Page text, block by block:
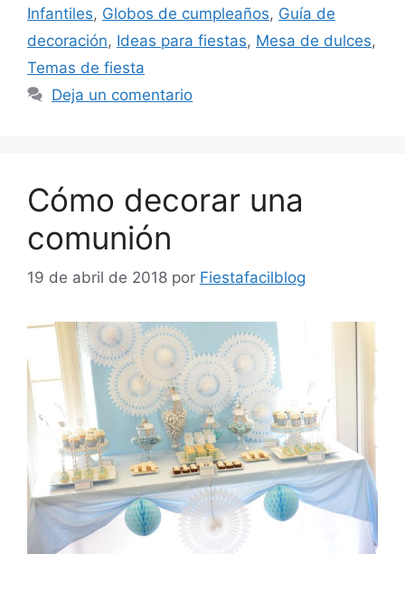
Infantiles, Globos de cumpleaños, Guía de
decoración, Ideas para fiestas, Mesa de dulces,
Temas de fiesta
Deja un comentario
Cómo decorar una
comunión
19 de abril de 2018 por Fiestafacilblog